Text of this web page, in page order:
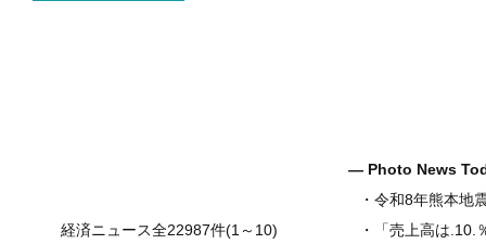
― Photo News
・令和8年熊本地
・
「売上高は.10.％増の
経済ニュース全22987件(1～10)